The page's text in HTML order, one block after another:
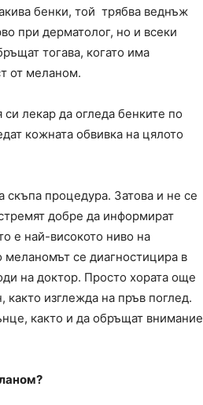
бенки, той трябва веднъж
при дерматолог, но и всеки
тогава, когато има
от меланом.
лекар да огледа бенките по
кожната обвивка на цялото
скъпа процедура. Затова и не се
добре да информират
е най-високото ниво на
меланомът се диагностицира в
на доктор. Просто хората още
както изглежда на пръв поглед.
както и да обръщат внимание